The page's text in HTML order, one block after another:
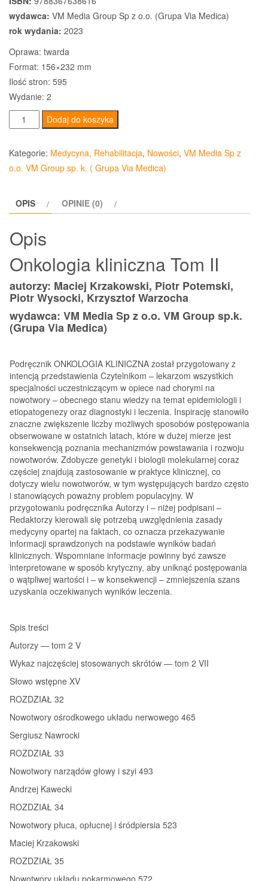
wydawca: VM Media Group Sp z o.o. (Grupa Via Medica)
rok wydania: 2023
Oprawa: twarda
Format: 156×232 mm
Ilość stron: 595
Wydanie: 2
ilość
Onkologia
kliniczna
Dodaj do koszyka
Kategorie: Medycyna, Rehabilitacja, Nowości, VM Media Sp z
o.o. VM Group sp. k. ( Grupa Via Medica)
OPIS OPINIE (0)
Opis
Onkologia kliniczna Tom II
autorzy: Maciej Krzakowski, Piotr Potemski,
Piotr Wysocki, Krzysztof Warzocha
wydawca: VM Media Sp z o.o. VM Group sp.k.
(Grupa Via Medica)
Podręcznik ONKOLOGIA KLINICZNA został przygotowany z
intencją przedstawienia Czytelnikom – lekarzom wszystkich
specjalności uczestniczącym w opiece nad chorymi na
nowotwory – obecnego stanu wiedzy na temat epidemiologii i
etiopatogenezy oraz diagnostyki i leczenia. Inspirację stanowiło
znaczne zwiększenie liczby możliwych sposobów postępowania
obserwowane w ostatnich latach, które w dużej mierze jest
konsekwencją poznania mechanizmów powstawania i rozwoju
nowotworów. Zdobycze genetyki i biologii molekularnej coraz
częściej znajdują zastosowanie w praktyce klinicznej, co
dotyczy wielu nowotworów, w tym występujących bardzo często
i stanowiących poważny problem populacyjny. W
przygotowaniu podręcznika Autorzy i – niżej podpisani –
Redaktorzy kierowali się potrzebą uwzględnienia zasady
medycyny opartej na faktach, co oznacza przekazywanie
informacji sprawdzonych na podstawie wyników badań
klinicznych. Wspomniane informacje powinny być zawsze
interpretowane w sposób krytyczny, aby uniknąć postępowania
o wątpliwej wartości i – w konsekwencji – zmniejszenia szans
uzyskania oczekiwanych wyników leczenia.
Spis treści
Autorzy — tom 2 V
Wykaz najczęściej stosowanych skrótów — tom 2 VII
Słowo wstępne XV
ROZDZIAŁ 32
Nowotwory ośrodkowego układu nerwowego 465
Sergiusz Nawrocki
ROZDZIAŁ 33
Nowotwory narządów głowy i szyi 493
Andrzej Kawecki
ROZDZIAŁ 34
Nowotwory płuca, opłucnej i śródpiersia 523
Maciej Krzakowski
ROZDZIAŁ 35
Nowotwory układu pokarmowego 572